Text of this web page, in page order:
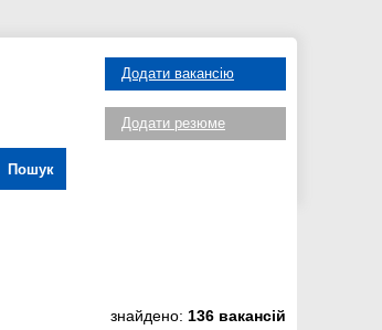
Пошук
Додати вакансію
Додати резюме
знайдено: 136 вакансій